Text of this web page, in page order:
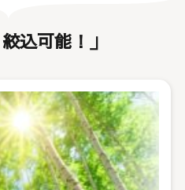
込可能！」